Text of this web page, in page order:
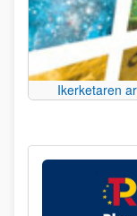
Ikerketaren